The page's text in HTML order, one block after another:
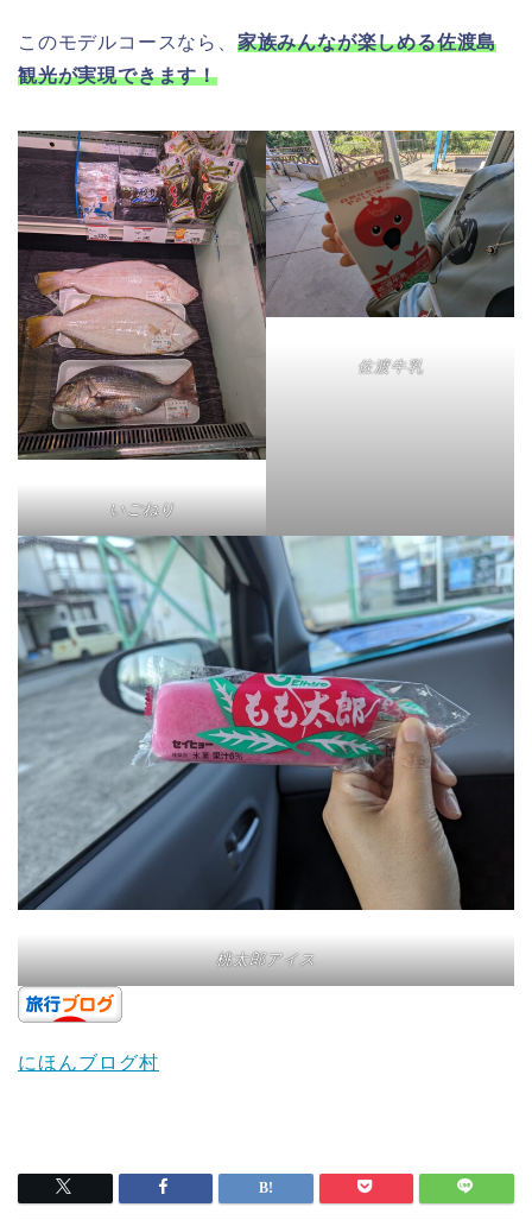
このモデルコースなら、 家族みんなが楽しめる佐渡島
観光が実現できます！
いごねり
佐渡牛乳
桃太郎アイス
にほんブログ村